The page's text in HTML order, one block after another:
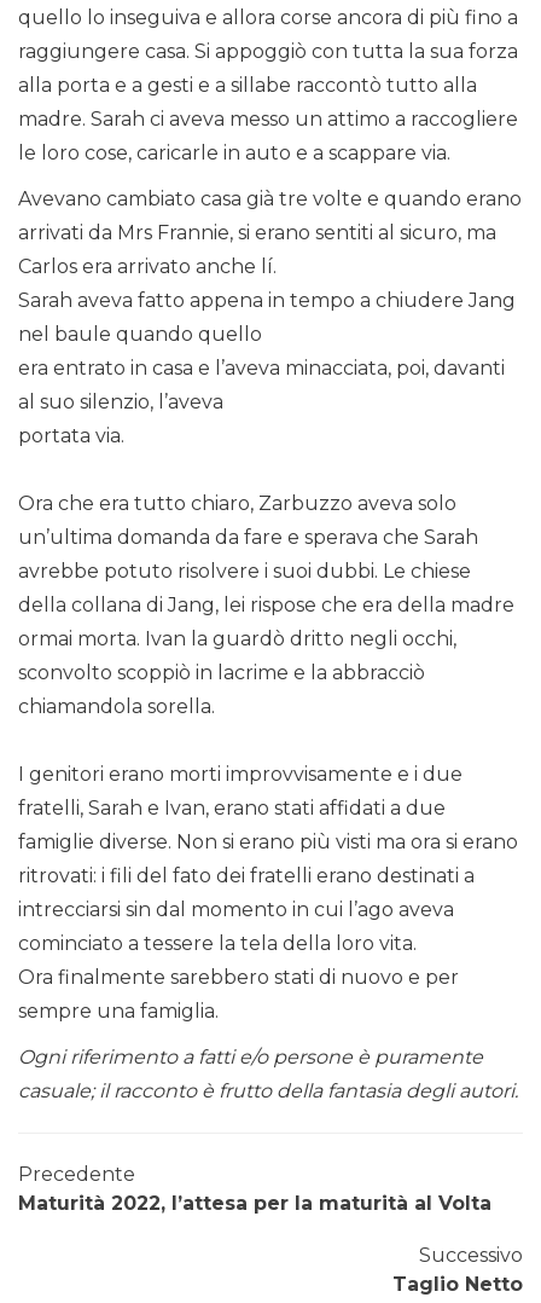
quello lo inseguiva e allora corse ancora di più fino a
raggiungere casa. Si appoggiò con tutta la sua forza
alla porta e a gesti e a sillabe raccontò tutto alla
madre. Sarah ci aveva messo un attimo a raccogliere
le loro cose, caricarle in auto e a scappare via.
Avevano cambiato casa già tre volte e quando erano
arrivati da Mrs Frannie, si erano sentiti al sicuro, ma
Carlos era arrivato anche lí.
Sarah aveva fatto appena in tempo a chiudere Jang
nel baule quando quello
era entrato in casa e l’aveva minacciata, poi, davanti
al suo silenzio, l’aveva
portata via.
Ora che era tutto chiaro, Zarbuzzo aveva solo
un’ultima domanda da fare e sperava che Sarah
avrebbe potuto risolvere i suoi dubbi. Le chiese
della collana di Jang, lei rispose che era della madre
ormai morta. Ivan la guardò dritto negli occhi,
sconvolto scoppiò in lacrime e la abbracciò
chiamandola sorella.
I genitori erano morti improvvisamente e i due
fratelli, Sarah e Ivan, erano stati affidati a due
famiglie diverse. Non si erano più visti ma ora si erano
ritrovati: i fili del fato dei fratelli erano destinati a
intrecciarsi sin dal momento in cui l’ago aveva
cominciato a tessere la tela della loro vita.
Ora finalmente sarebbero stati di nuovo e per
sempre una famiglia.
Ogni riferimento a fatti e/o persone è puramente
casuale; il racconto è frutto della fantasia degli autori.
Precedente
Maturità 2022, l’attesa per la maturità al Volta
Successivo
Taglio Netto